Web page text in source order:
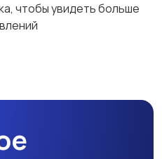
чтобы увидеть больше